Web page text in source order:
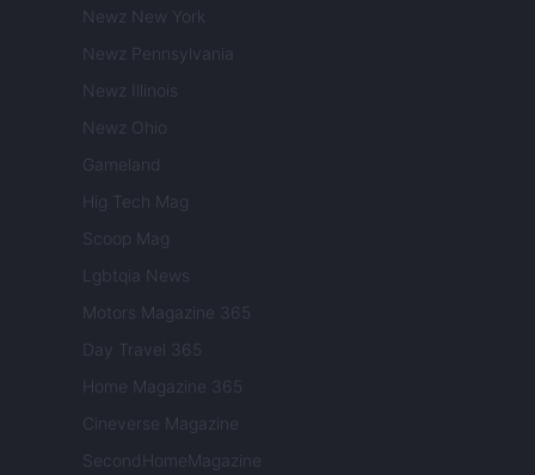
Newz New York
Newz Pennsylvania
Newz Illinois
Newz Ohio
Gameland
Hig Tech Mag
Scoop Mag
Lgbtqia News
Motors Magazine 365
Day Travel 365
Home Magazine 365
Cineverse Magazine
SecondHomeMagazine